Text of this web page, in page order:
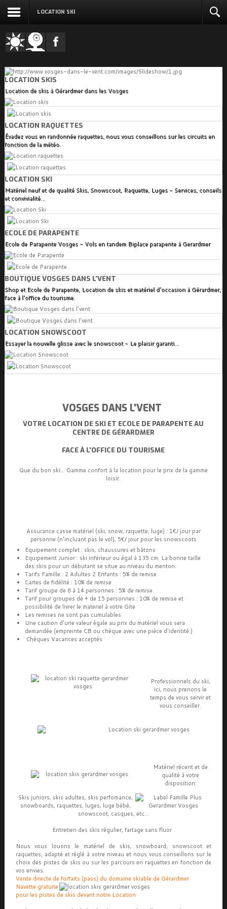
LOCATION SKI
LOCATION SKIS
Location de skis à Gérardmer dans les Vosges
LOCATION RAQUETTES
Évadez vous en randonnée raquettes, nous vous conseillons sur les circuits en
fonction de la météo.
LOCATION SKI
Matériel neuf et de qualité Skis, Snowscoot, Raquette, Luges - Services, conseils
et convivialité...
ECOLE DE PARAPENTE
Ecole de Parapente Vosges - Vols en tandem Biplace parapente à Gerardmer
BOUTIQUE VOSGES DANS L'VENT
Shop et Ecole de Parapente, Location de skis et matériel d'occasion à Gérardmer,
face à l'office du tourisme.
LOCATION SNOWSCOOT
Essayer la nouvelle glisse avec le snowscoot - Le plaisir garanti...
VOSGES DANS L'VENT
VOTRE LOCATION DE SKI ET ECOLE DE PARAPENTE AU
CENTRE DE GÉRARDMER
FACE À L'OFFICE DU TOURISME
Que du bon ski... Gamme confort à la location pour le prix de la gamme
loisir.
Assurance casse matériel (ski, snow, raquette, luge) : 1€/ jour par
personne (n'incluant pas le vol), 5€/ jour pour les snowscoots
Equipement complet : skis, chaussures et bâtons
Equipement Junior : ski inférieur ou égal à 135 cm. La bonne taille
des skis pour un débutant se situe au niveau du menton.
Tarifs Famille : 2 Adultes 2 Enfants : 5% de remise
Cartes de fidélité : 10% de remise
Tarif groupe de 8 à 14 personnes : 5% de remise
Tarif pour groupes de + de 15 personnes : 10% de remise et
possibilité de livrer le materiel à votre Gite
Les remises ne sont pas cumulables
Une caution d'une valeur égale au prix du matériel vous sera
demandée (empreinte CB ou chèque avec une pièce d'identité.)
Chèques Vacances acceptés
Professionnels du ski,
ici, nous prenons le
temps de vous servir et
vous conseiller.
Matériel récent et de
qualité à votre
disposition:
Skis juniors, skis adultes, skis perfomance,
snowboards, raquettes, luges, luge bébé,
snowscoot, casques, etc...
Entretien des skis régulier, fartage sans fluor
Nous vous louons le matériel de skis, snowboard, snowscoot et
raquettes, adapté et réglé à votre niveau et nous vous conseillons sur le
choix des pistes de skis ou sur les parcours en raquettes en fonction de
vos envies.
Vente directe de forfaits (pass) du domaine skiable de Gérardmer.
Navette gratuite
pour les pistes de skis devant notre Location